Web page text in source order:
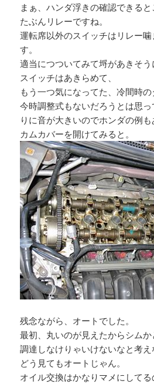
まぁ、ハンダ浮きの確認できると
たぶんリレーですね。
運転席以外のスイッチはリレー
す。
適当につついてみて埒があきそう
スイッチはあきらめて、
もう一つ気になってた、冷間時の
今時調整式もないだろうとは思
りに音が大きいのでホンダの例も
カムカバーを開けてみると。
残念ながら、オートでした。
最初、丸いのが見えたからシム
調達しなけりゃいけないなと考え
どう見てもオートじゃん。
オイル交換はかなりマメにして